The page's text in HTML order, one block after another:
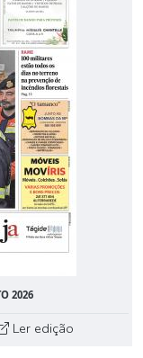
2026
Ler edição